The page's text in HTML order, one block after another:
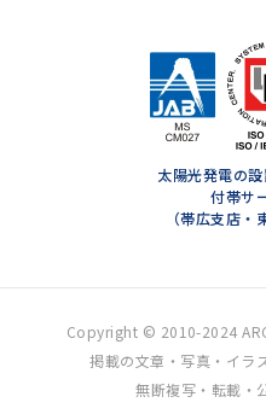
太陽光発電の
付帯サ
（帯広支店・
Copyright © 2010-2024
掲載の文章・写真・イラ
無断複写・転載・